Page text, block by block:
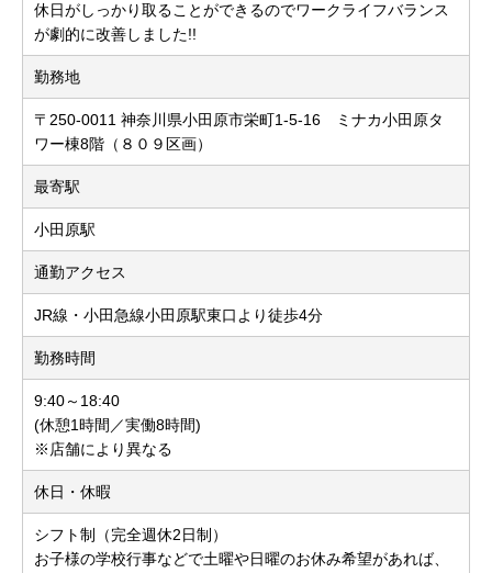
休日がしっかり取ることができるのでワークライフバランス
が劇的に改善しました!!
勤務地
〒250-0011 神奈川県小田原市栄町1-5-16 ミナカ小田原タ
ワー棟8階（８０９区画）
最寄駅
小田原駅
通勤アクセス
JR線・小田急線小田原駅東口より徒歩4分
勤務時間
9:40～18:40
(休憩1時間／実働8時間)
※店舗により異なる
休日・休暇
シフト制（完全週休2日制）
お子様の学校行事などで土曜や日曜のお休み希望があれば、